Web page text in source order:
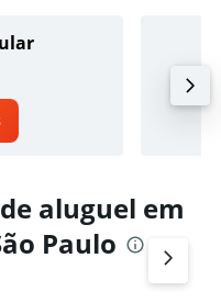
aluguel em
Paulo